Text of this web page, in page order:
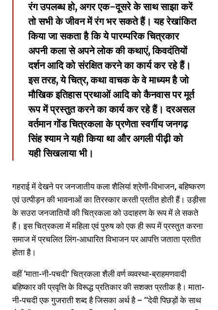
रंग उपलब्ध हो, अगर एक-दूसरे के साथ साझा करें
तो सभी के जीवन में रंग भर सकते हैं। यह रेखांकित
किया जा सकता है कि ये पारम्परिक चित्रकार
अपनी कला से अपने लोक की कथाएं, किवदंतियों
दर्शन आदि को संरक्षित करने का कार्य कर रहे हैं।
इस तरह, ये चित्र, कथा वाचक के वे माध्यम है जो
मौखिक इतिहास प्रथाओं आदि को कैनवास पर मूर्त
रूप में प्रस्तुत करने का कार्य कर रहे हैं। दरअसल
वर्तमान गोंड चित्रकला के प्रणेता स्वर्गीय जनगढ़
सिंह श्याम ने यही किया था और अगली पीढ़ी को
यही सिखलाया भी।
गहराई में देखने पर जनजातीय कला शैलियां श्रेणी-विभाजन, बहिष्करण
एवं उत्पीड़न की भावनाओं का तिरस्कार करती प्रतीत होती हैं। उड़ीसा
के सउरा जनजातियों की चित्रकला को उदाहरण के रूप में ले सकते
हैं। इस चित्रकला में महिला एवं पुरुष को एक ही रूप में प्रस्तुत करना
समाज में प्रचलित लिंग-आधारित विभाजन पर आपत्ति जताता प्रतीत
होता है।
वहीं ‘माता-नी-पचदी’ चित्रकला शैली वर्ण व्यवस्था-ब्राहमणवादी
बहिष्कार की प्रवृत्ति के विरूद्ध प्रतिकार की सशक्त प्रतीक है। माता-
नी-पचदी एक गुजराती शब्द है जिसका अर्थ है – ‘‘देवी पिछड़ों के साथ